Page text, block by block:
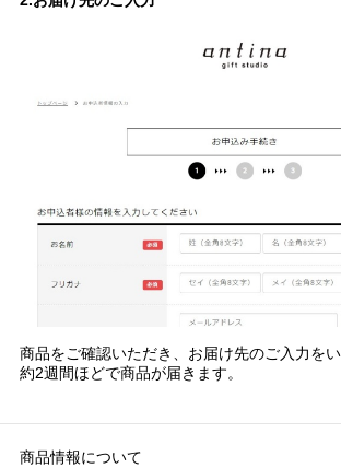
商品をご確認いただき、お届け先のご入力をい
約2週間ほどで商品が届きます。
商品情報について